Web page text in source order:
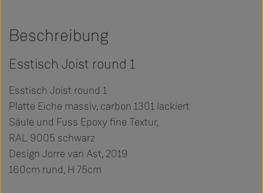
Beschreibung
Esstisch Joist round 1
Esstisch Joist round 1
Platte Eiche massiv, carbon 1301 lackiert
Säule und Fuss Epoxy fine Textur,
RAL 9005 schwarz
Design Jorre van Ast, 2019
160cm rund, H 75cm